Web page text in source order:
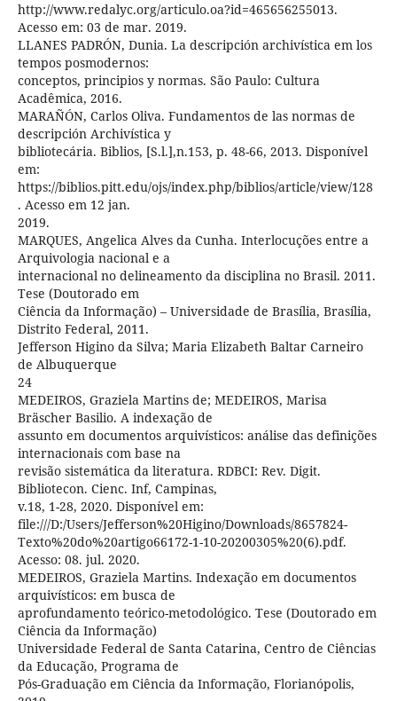
http://www.redalyc.org/articulo.oa?id=465656255013.
Acesso em: 03 de mar. 2019.
LLANES PADRÓN, Dunia. La descripción archivística em los
tempos posmodernos:
conceptos, principios y normas. São Paulo: Cultura
Acadêmica, 2016.
MARAÑÓN, Carlos Oliva. Fundamentos de las normas de
descripción Archivística y
bibliotecária. Biblios, [S.l.],n.153, p. 48-66, 2013. Disponível
em:
https://biblios.pitt.edu/ojs/index.php/biblios/article/view/128
. Acesso em 12 jan.
2019.
MARQUES, Angelica Alves da Cunha. Interlocuções entre a
Arquivologia nacional e a
internacional no delineamento da disciplina no Brasil. 2011.
Tese (Doutorado em
Ciência da Informação) – Universidade de Brasília, Brasília,
Distrito Federal, 2011.
Jefferson Higino da Silva; Maria Elizabeth Baltar Carneiro
de Albuquerque
24
MEDEIROS, Graziela Martins de; MEDEIROS, Marisa
Bräscher Basilio. A indexação de
assunto em documentos arquivísticos: análise das definições
internacionais com base na
revisão sistemática da literatura. RDBCI: Rev. Digit.
Bibliotecon. Cienc. Inf, Campinas,
v.18, 1-28, 2020. Disponível em:
file:///D:/Users/Jefferson%20Higino/Downloads/8657824-
Texto%20do%20artigo66172-1-10-20200305%20(6).pdf.
Acesso: 08. jul. 2020.
MEDEIROS, Graziela Martins. Indexação em documentos
arquivísticos: em busca de
aprofundamento teórico-metodológico. Tese (Doutorado em
Ciência da Informação)
Universidade Federal de Santa Catarina, Centro de Ciências
da Educação, Programa de
Pós-Graduação em Ciência da Informação, Florianópolis,